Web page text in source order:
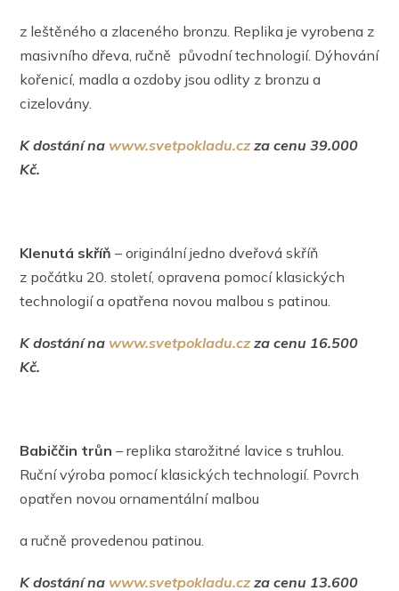
z leštěného a zlaceného bronzu. Replika je vyrobena z
masivního dřeva, ručně původní technologií. Dýhování
kořenicí, madla a ozdoby jsou odlity z bronzu a
cizelovány.
K dostání na www.svetpokladu.czza cenu 39.000
Kč.
Klenutá skříň – originální jedno dveřová skříň
z počátku 20. století, opravena pomocí klasických
technologií a opatřena novou malbou s patinou.
K dostání na www.svetpokladu.czza cenu 16.500
Kč.
Babiččin trůn – replika starožitné lavice s truhlou.
Ruční výroba pomocí klasických technologií. Povrch
opatřen novou ornamentální malbou
a ručně provedenou patinou.
K dostání na www.svetpokladu.czza cenu 13.600